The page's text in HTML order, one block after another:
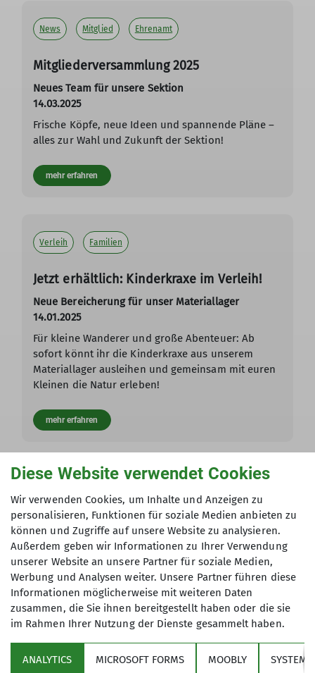
News Mitglied Ehrenamt
Mitgliederversammlung 2025
Neues Team für unsere Sektion
14.03.2025
Frische Köpfe, neue Ideen und spannende Pläne –
alles zur Wahl und Zukunft der Sektion!
mehr erfahren
Verleih Familien
Jetzt erhältlich: Kinderkraxe im Verleih!
Neue Bereicherung für unser Materiallager
14.01.2025
Für kleine Wanderer und große Abenteuer: Ab
sofort könnt ihr die Kinderkraxe aus unserem
Materiallager ausleihen und gemeinsam mit euren
Kleinen die Natur erleben!
mehr erfahren
Andere Themen
DAV-News Dienst Ehrenamt Familien
Jugend
Tour Wandern
Über den Verein
Diese Website verwendet Cookies
Wir verwenden Cookies, um Inhalte und Anzeigen zu
personalisieren, Funktionen für soziale Medien anbieten zu
können und Zugriffe auf unsere Website zu analysieren.
Außerdem geben wir Informationen zu Ihrer Verwendung
unserer Website an unsere Partner für soziale Medien,
Werbung und Analysen weiter. Unsere Partner führen diese
Informationen möglicherweise mit weiteren Daten
zusammen, die Sie ihnen bereitgestellt haben oder die sie
im Rahmen Ihrer Nutzung der Dienste gesammelt haben.
ANALYTICS MICROSOFT FORMS MOOBLY SYSTEM